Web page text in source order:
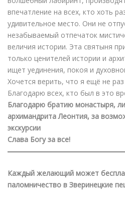
впечатление на всех, кто хоть
удивительное место. Они не
незабываемый отпечаток
величия истории. Эта святыня
только ценителей истории и
ищет уединения, покоя и
Хочется верить, что я ещё не
Благодарю всех, кто был в это
Благодарю братию монастыря,
архимандрита Леонтия, за
экскурсии
Слава Богу за все!
Каждый желающий может
паломничество в Зверинецкие